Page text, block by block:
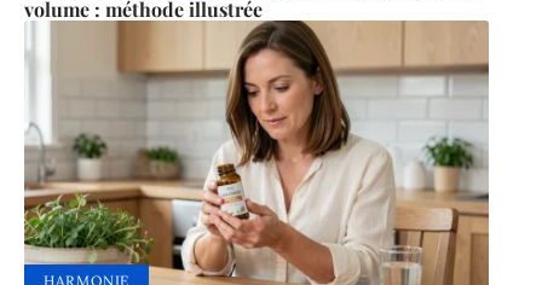
volume : méthode illustrée
HARMONIE